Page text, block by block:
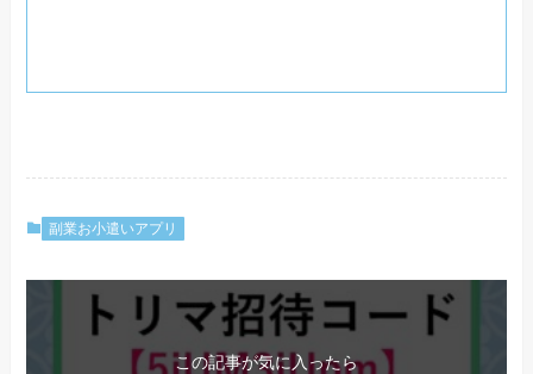
副業お小遣いアプリ
この記事が気に入ったら